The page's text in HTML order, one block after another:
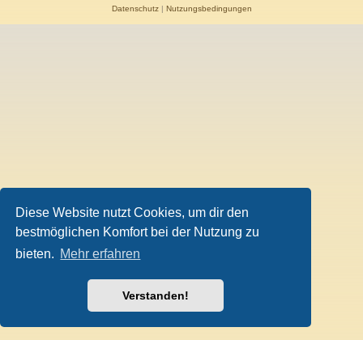
Diese Website nutzt Cookies, um dir den
bestmöglichen Komfort bei der Nutzung zu
bieten. Mehr erfahren
Verstanden!
Datenschutz| Nutzungsbedingungen